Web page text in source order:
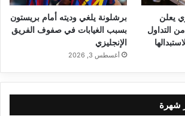
يعلن
التداول
برشلونة يلغي وديته أمام بريستون
بسبب الغيابات في صفوف الفريق
الإنجليزي
أغسطس 3, 2026
شهرة